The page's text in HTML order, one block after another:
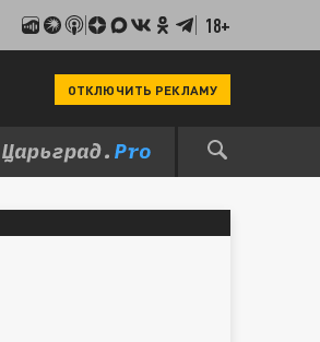
18+
ОТКЛЮЧИТЬ РЕКЛАМУ